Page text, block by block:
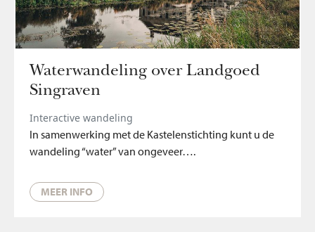
Waterwandeling over Landgoed
Singraven
Interactive wandeling
In samenwerking met de Kastelenstichting kunt u de
wandeling “water” van ongeveer….
MEER INFO